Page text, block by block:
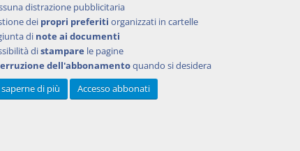
distrazione pubblicitaria
dei propri preferiti organizzati in cartelle
di note ai documenti
distampare le pagine
dell'abbonamentoquando si desidera
saperne di più
Accesso abbonati